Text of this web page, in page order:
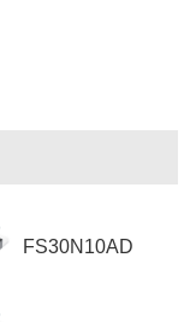
FS30N10AD